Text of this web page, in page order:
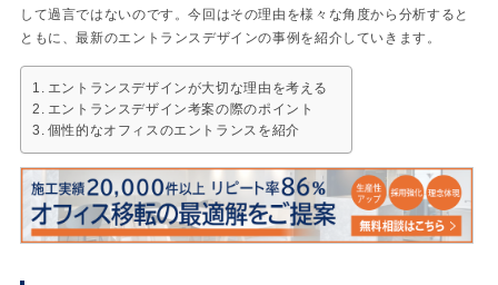
して過言ではないのです。今回はその理由を様々な角度から分析すると
ともに、最新のエントランスデザインの事例を紹介していきます。
エントランスデザインが大切な理由を考える
エントランスデザイン考案の際のポイント
個性的なオフィスのエントランスを紹介